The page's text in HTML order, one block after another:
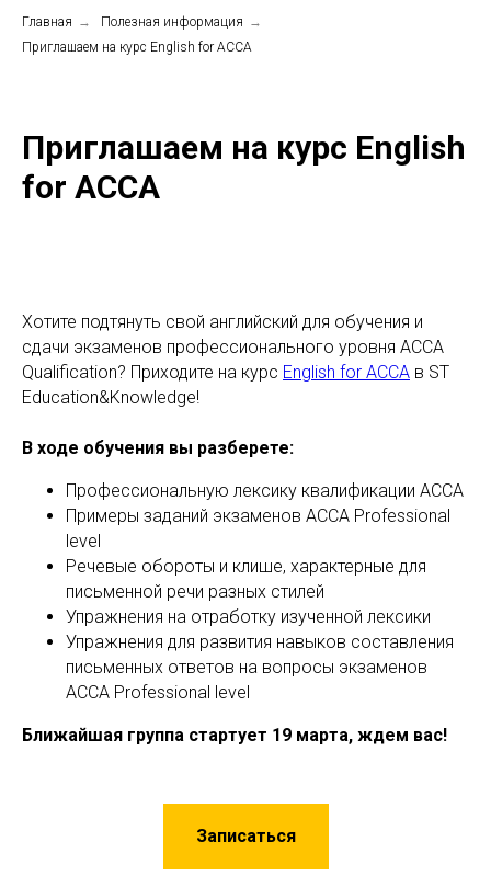
Главная → Полезная информация →
Приглашаем на курс English for ACCA
Приглашаем на курс English
for ACCA
Хотите подтянуть свой английский для обучения и
сдачи экзаменов профессионального уровня ACCA
Qualification? Приходите на курс English for ACCA в ST
Education&Knowledge!
В ходе обучения вы разберете:
Профессиональную лексику квалификации АССА
Примеры заданий экзаменов ACCA Professional
level
Речевые обороты и клише, характерные для
письменной речи разных стилей
Упражнения на отработку изученной лексики
Упражнения для развития навыков составления
письменных ответов на вопросы экзаменов
ACCA Professional level
Ближайшая группа стартует 19 марта, ждем вас!
Записаться